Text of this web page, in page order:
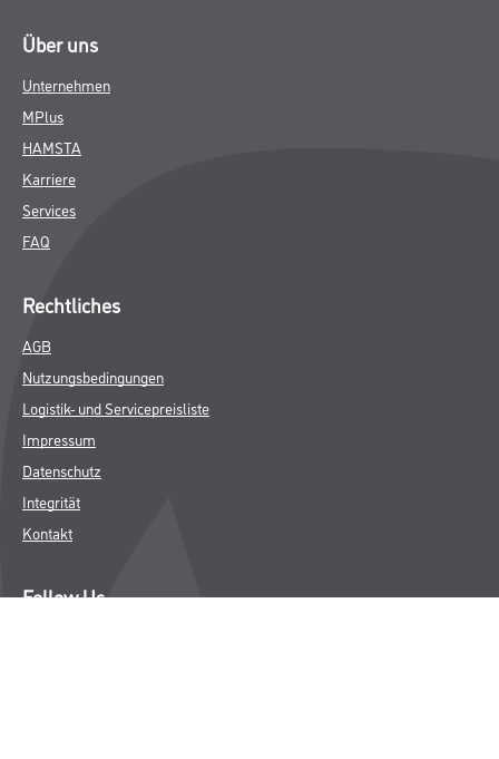
Über uns
Unternehmen
MPlus
HAMSTA
Karriere
Services
FAQ
Rechtliches
AGB
Nutzungsbedingungen
Logistik- und Servicepreisliste
Impressum
Datenschutz
Integrität
Kontakt
Follow Us